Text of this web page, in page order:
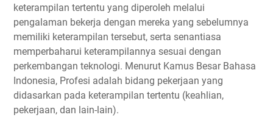
keterampilan tertentu yang diperoleh melalui
pengalaman bekerja dengan mereka yang sebelumnya
memiliki keterampilan tersebut, serta senantiasa
memperbaharui keterampilannya sesuai dengan
perkembangan teknologi. Menurut Kamus Besar Bahasa
Indonesia, Profesi adalah bidang pekerjaan yang
didasarkan pada keterampilan tertentu (keahlian,
pekerjaan, dan lain-lain).